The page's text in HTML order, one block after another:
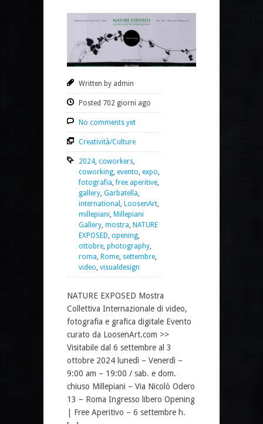
Written by admin
Posted 702 giorni ago
No comments yet
Creatività/Culture
2024, coworkers,
coworking, evento, expo,
fotografia,free aperitive,
gallery, Garbatella,
international , LoosenArt,
millepiani, Millepiani
Gallery, mostra, NATURE
EXPOSED, opening,
ottobre, photography,
roma, Rome, settembre,
video, visualdesign
NATURE EXPOSED Mostra
Collettiva Internazionale di video,
fotografia e grafica digitale Evento
curato da LoosenArt.com >>
Visitabile dal 6 settembre al 3
ottobre 2024 lunedì – Venerdì –
9:00 am – 19:00 / sab. e dom.
chiuso Millepiani – Via Nicolò Odero
13 – Roma Ingresso libero Opening
| Free Aperitivo – 6 settembre h.